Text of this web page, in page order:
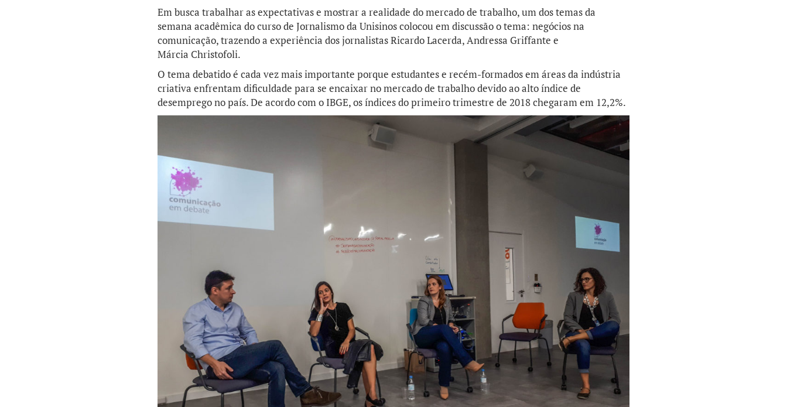
Em busca trabalhar as expectativas e mostrar a realidade do mercado de trabalho, um dos temas da
semana acadêmica do curso de Jornalismo da Unisinos colocou em discussão o tema: negócios na
comunicação, trazendo a experiência dos jornalistas Ricardo Lacerda, Andressa Griffante e
Márcia Christofoli.
O tema debatido é cada vez mais importante porque estudantes e recém-formados em áreas da indústria
criativa enfrentam dificuldade para se encaixar no mercado de trabalho devido ao alto índice de
desemprego no país. De acordo com o IBGE, os índices do primeiro trimestre de 2018 chegaram em 12,2%.